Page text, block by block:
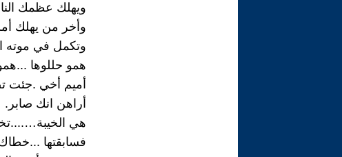
ويهلك عظمك
وأخر من يهلك
وتكمل في موته
همو حللوها
أميم أخي .جئت
أراهن انك صابر.
هي
فسابقتها